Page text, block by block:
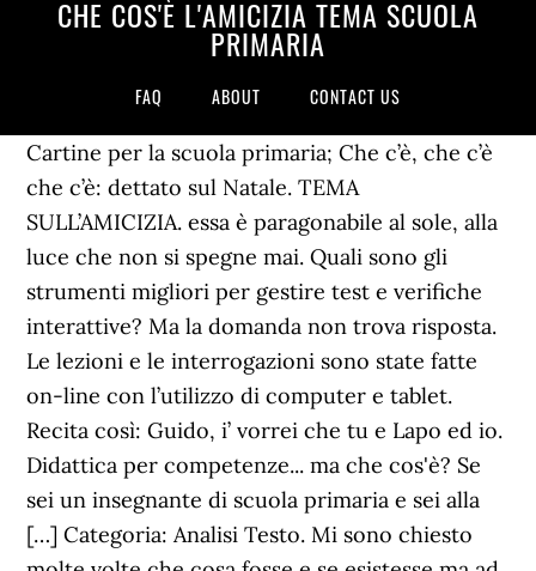
CHE COS'È L'AMICIZIA TEMA SCUOLA
PRIMARIA
FAQ ABOUT CONTACT US
Cartine per la scuola primaria; Che c’è, che c’è
che c’è: dettato sul Natale. TEMA
SULL’AMICIZIA. essa è paragonabile al sole, alla
luce che non si spegne mai. Quali sono gli
strumenti migliori per gestire test e verifiche
interattive? Ma la domanda non trova risposta.
Le lezioni e le interrogazioni sono state fatte
on-line con l’utilizzo di computer e tablet.
Recita così: Guido, i’ vorrei che tu e Lapo ed io.
Didattica per competenze... ma che cos'è? Se
sei un insegnante di scuola primaria e sei alla
[…] Categoria: Analisi Testo. Mi sono chiesto